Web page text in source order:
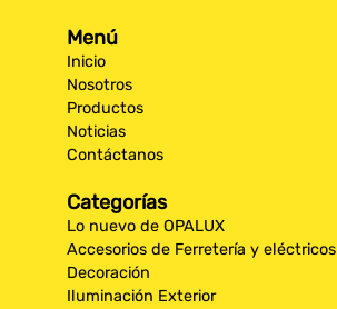
Menú
Inicio
Nosotros
Productos
Noticias
Contáctanos
Categorías
Lo nuevo de OPALUX
Accesorios de Ferretería y eléctricos
Decoración
Iluminación Exterior